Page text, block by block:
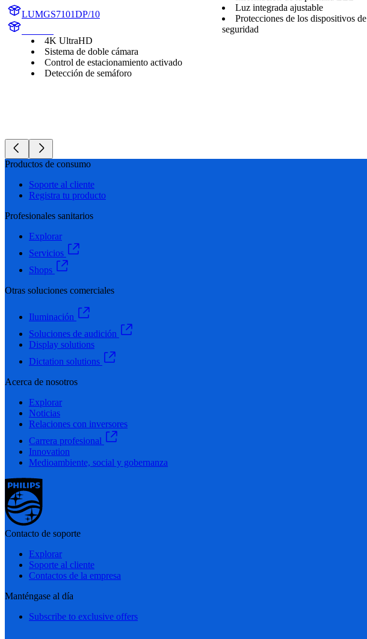
LUMGS7101DP/10
4K UltraHD
Sistema de doble cámara
Control de estacionamiento activado
Detección de semáforo
Luz integrada ajustable
Protecciones de los dispositivos de
seguridad
Productos de consumo
Soporte al cliente
Registra tu producto
Profesionales sanitarios
Explorar
Servicios
Shops
Otras soluciones comerciales
Iluminación
Soluciones de audición
Display solutions
Dictation solutions
Acerca de nosotros
Explorar
Noticias
Relaciones con inversores
Carrera profesional
Innovation
Medioambiente, social y gobernanza
Contacto de soporte
Explorar
Soporte al cliente
Contactos de la empresa
Manténgase al día
Subscribe to exclusive offers